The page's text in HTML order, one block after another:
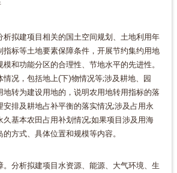
析拟建项目相关的国土空间规划、土地利用年
指标等土地要素保障条件，开展节约集约用地
和功能分区的合理性、节地水平的先进性。
况，包括地上(下)物情况等;涉及耕地、园
地转为建设用地的，说明农用地转用指标的落
安排及耕地占补平衡的落实情况;涉及占用永
久基本农田占用补划情况;如果项目涉及用海
方式、具体位置和规模等内容。
。分析拟建项目水资源、能源、大气环境、生